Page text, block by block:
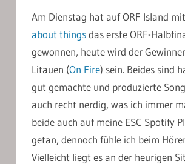
Am Dienstag hat auf ORF Island mit
about thingsdas erste ORF-
gewonnen, heute wird der
Litauen (On Fire) sein. Beides sind
gut gemachte und produzierte
auch recht nerdig, was ich immer
beide auch auf meine ESC Spotify
getan, dennoch fühle ich beim
Vielleicht liegt es an der heurigen